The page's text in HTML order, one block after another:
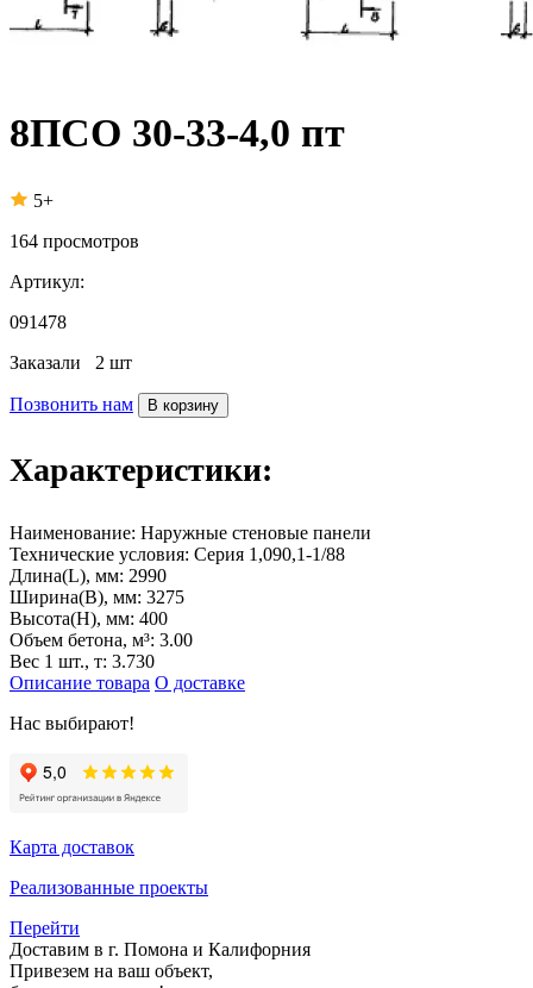
8ПСО 30-33-4,0 пт
5+
164 просмотров
Артикул:
091478
Заказали 2 шт
Позвонить нам В корзину
Характеристики:
Наименование: Наружные стеновые панели
Технические условия: Серия 1,090,1-1/88
Длина(L), мм: 2990
Ширина(B), мм: 3275
Высота(H), мм: 400
Объем бетона, м³: 3.00
Вес 1 шт., т: 3.730
Описание товара О доставке
Нас выбирают!
Карта доставок
Реализованные проекты
Перейти
Доставим в г. Помона и Калифорния
Привезем на ваш объект,